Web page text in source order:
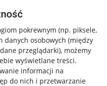
pokrewnym (np. piksele,
danych osobowych (między
przeglądarki), możemy
wyświetlane treści.
informacji na
do nich i przetwarzanie